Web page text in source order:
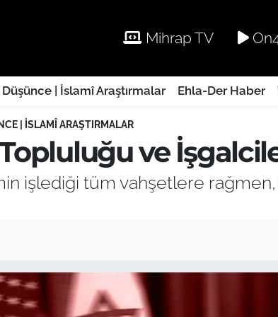
Mihrap TV
Düşünce | İslamî Araştırmalar Ehla-Der Haber
| İSLAMÎ ARAŞTIRMALAR
ve
işlediği tüm vahşetlere rağmen,
Fikstür